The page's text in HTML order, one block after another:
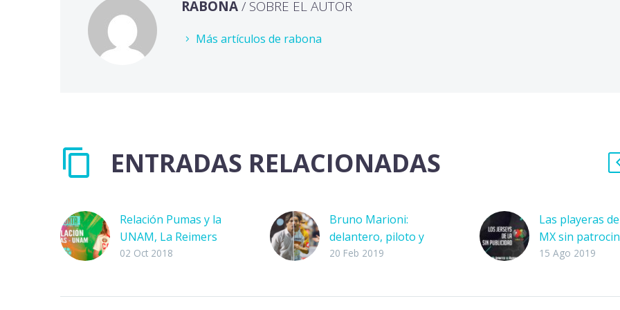
RABONA/ SOBRE EL AUTOR
Más artículos de rabona
ENTRADAS RELACIONADAS
Relación Pumas y la
UNAM, La Reimers
Apunta
02 Oct 2018
Bruno Marioni:
delantero, piloto y
técnico
20 Feb 2019
Las playeras
MX sin
El patrocinio se
15 Ago 2019